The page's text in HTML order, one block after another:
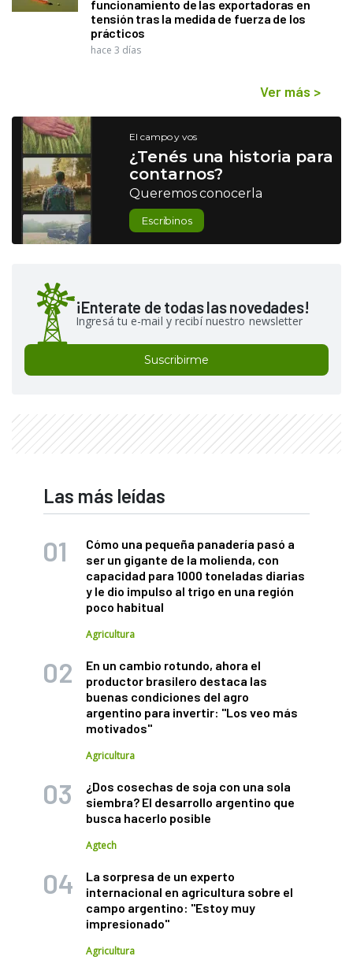
funcionamiento de las exportadoras en
tensión tras la medida de fuerza de los
prácticos
hace 3 días
Ver más >
El campo y vos
¿Tenés una historia para
contarnos?
Queremos conocerla
Escribinos
¡Enterate de todas las novedades!
Ingresá tu e-mail y recibí nuestro newsletter
Suscribirme
Las más leídas
Cómo una pequeña panadería pasó a
ser un gigante de la molienda, con
capacidad para 1000 toneladas diarias
y le dio impulso al trigo en una región
poco habitual
Agricultura
En un cambio rotundo, ahora el
productor brasilero destaca las
buenas condiciones del agro
argentino para invertir: "Los veo más
motivados"
Agricultura
¿Dos cosechas de soja con una sola
siembra? El desarrollo argentino que
busca hacerlo posible
Agtech
La sorpresa de un experto
internacional en agricultura sobre el
campo argentino: "Estoy muy
impresionado"
Agricultura